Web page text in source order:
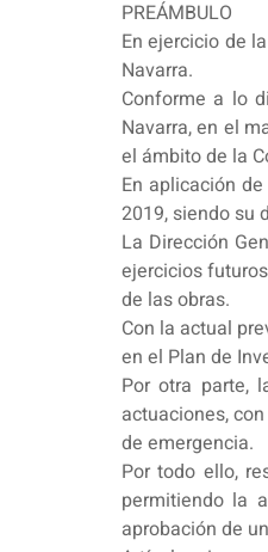
PREÁMBULO
En ejercicio de
Navarra.
Conforme a lo
Navarra, en el
el ámbito de la
En aplicación
2019, siendo su
La Dirección
ejercicios
de las obras.
Con la actual
en el Plan de
Por otra parte,
actuaciones,
de emergencia.
Por todo ello,
permitiendo la
aprobación de